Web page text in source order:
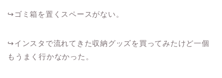
↪︎ゴミ箱を置くスペースがない。
↪︎インスタで流れてきた収納グッズを買ってみたけど一個
もうまく行かなかった。